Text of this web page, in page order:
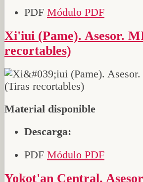
PDF Módulo PDF
Xi'iui (Pame). Asesor. MIBES 1 (Tiras
recortables)
Material disponible
Descarga:
PDF Módulo PDF
Yokot'an Central.